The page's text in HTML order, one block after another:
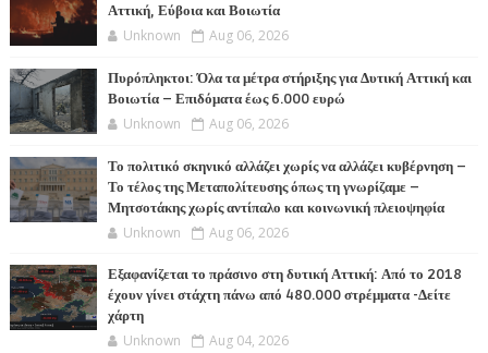
Αττική, Εύβοια και Βοιωτία
Unknown Aug 06, 2026
Πυρόπληκτοι: Όλα τα μέτρα στήριξης για Δυτική Αττική και
Βοιωτία – Επιδόματα έως 6.000 ευρώ
Unknown Aug 06, 2026
Το πολιτικό σκηνικό αλλάζει χωρίς να αλλάζει κυβέρνηση –
Το τέλος της Μεταπολίτευσης όπως τη γνωρίζαμε –
Μητσοτάκης χωρίς αντίπαλο και κοινωνική πλειοψηφία
Unknown Aug 06, 2026
Εξαφανίζεται το πράσινο στη δυτική Αττική: Από το 2018
έχουν γίνει στάχτη πάνω από 480.000 στρέμματα -Δείτε
χάρτη
Unknown Aug 04, 2026